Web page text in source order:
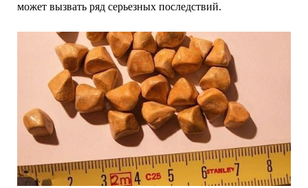
может вызвать ряд серьезных последствий.